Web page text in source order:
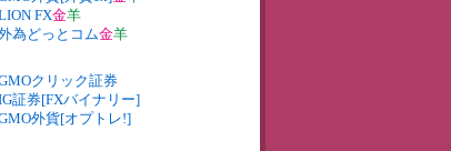
FX金羊
為どっとコム金羊
クリック証券
証券[FXバイナリー]
外貨[オプトレ!]